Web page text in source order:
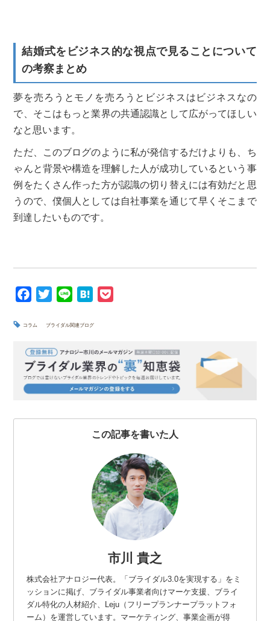
結婚式をビジネス的な視点で見ることについて
の考察まとめ
夢を売ろうとモノを売ろうとビジネスはビジネスなの
で、そこはもっと業界の共通認識として広がってほしい
なと思います。
ただ、このブログのように私が発信するだけよりも、ち
ゃんと背景や構造を理解した人が成功しているという事
例をたくさん作った方が認識の切り替えには有効だと思
うので、僕個人としては自社事業を通じて早くそこまで
到達したいものです。
c
b
o
o
i
t
e
r
n
H
t
n
a
e
t
コラム ブライダル関連ブログ
この記事を書いた人
市川 貴之
株式会社アナロジー代表。「ブライダル3.0を実現する」をミ
ッションに掲げ、ブライダル事業者向けマーケ支援、ブライ
ダル特化の人材紹介、Leju（フリープランナープラットフォ
ーム）を運営しています。マーケティング、事業企画が得